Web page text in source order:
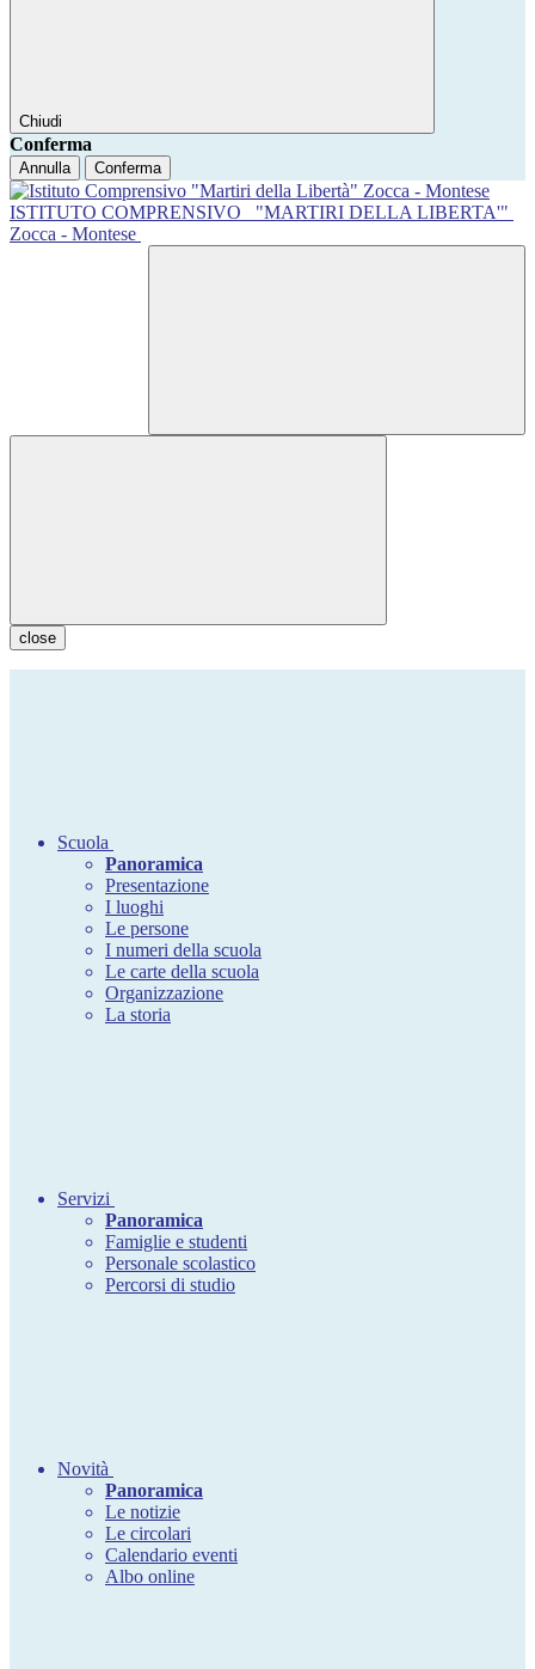
Chiudi
Conferma
Annulla Conferma
ISTITUTO COMPRENSIVO
"MARTIRI DELLA LIBERTA'"
Zocca - Montese
close
Scuola
Panoramica
Presentazione
I luoghi
Le persone
I numeri della scuola
Le carte della scuola
Organizzazione
La storia
Servizi
Panoramica
Famiglie e studenti
Personale scolastico
Percorsi di studio
Novità
Panoramica
Le notizie
Le circolari
Calendario eventi
Albo online